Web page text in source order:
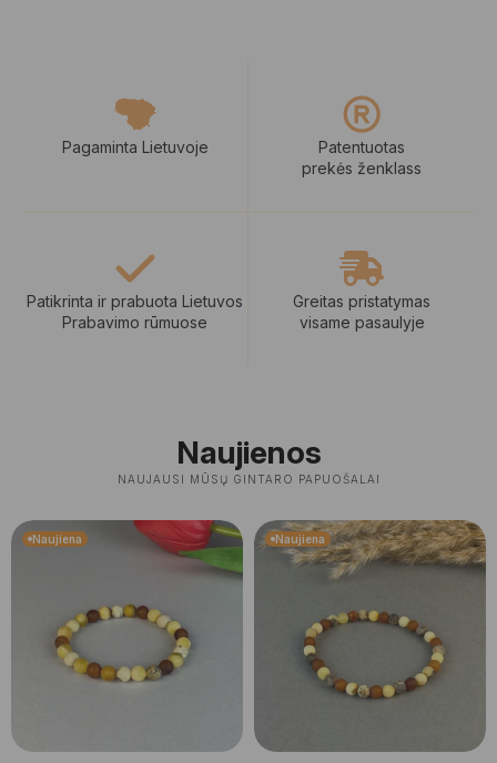
Pagaminta Lietuvoje
Patentuotas
prekės ženklass
Patikrinta ir prabuota Lietuvos
Prabavimo rūmuose
Greitas pristatymas
visame pasaulyje
Naujienos
NAUJAUSI MŪSŲ GINTARO PAPUOŠALAI
Naujiena Naujiena